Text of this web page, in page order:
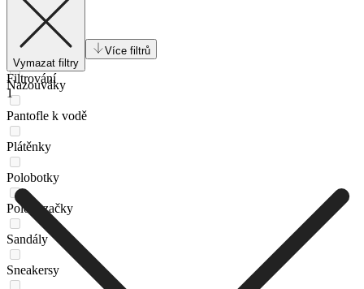
Lordsy
Nazouváky
Pantofle k vodě
Plátěnky
Polobotky
Polokozačky
Sandály
Sneakersy
Vymazat filtry
Více filtrů
Filtrování
1